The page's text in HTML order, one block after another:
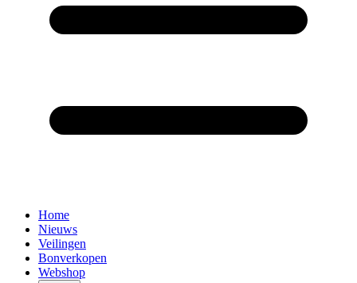
Home
Nieuws
Veilingen
Bonverkopen
Webshop